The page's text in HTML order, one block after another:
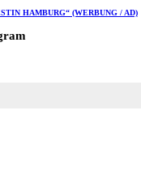
HAMBURG“ (WERBUNG / AD)